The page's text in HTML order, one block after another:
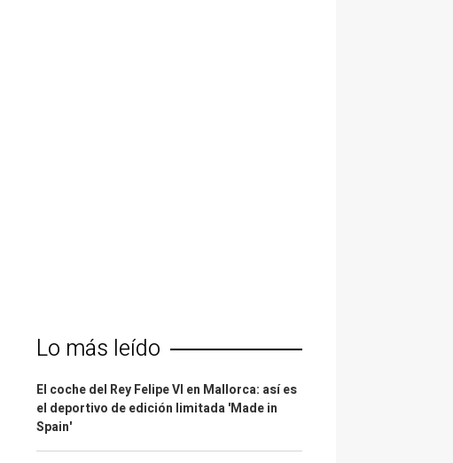
Lo más leído
El coche del Rey Felipe VI en Mallorca: así es
el deportivo de edición limitada 'Made in
Spain'